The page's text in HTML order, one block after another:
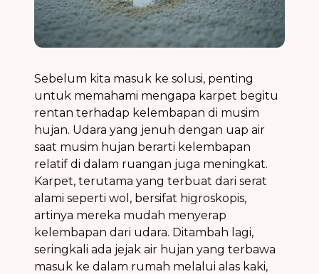
Sebelum kita masuk ke solusi, penting
untuk memahami mengapa karpet begitu
rentan terhadap kelembapan di musim
hujan. Udara yang jenuh dengan uap air
saat musim hujan berarti kelembapan
relatif di dalam ruangan juga meningkat.
Karpet, terutama yang terbuat dari serat
alami seperti wol, bersifat higroskopis,
artinya mereka mudah menyerap
kelembapan dari udara. Ditambah lagi,
seringkali ada jejak air hujan yang terbawa
masuk ke dalam rumah melalui alas kaki,